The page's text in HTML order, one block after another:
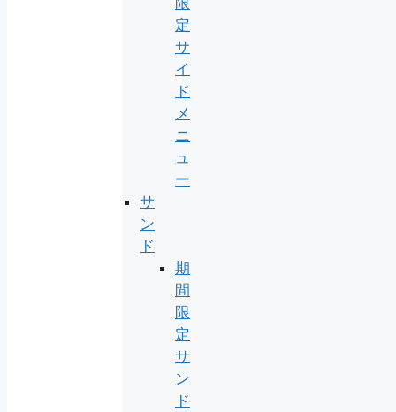
定
サ
イ
ド
メ
ニ
ュ
ー
サ
ン
ド
期
間
限
定
サ
ン
ド